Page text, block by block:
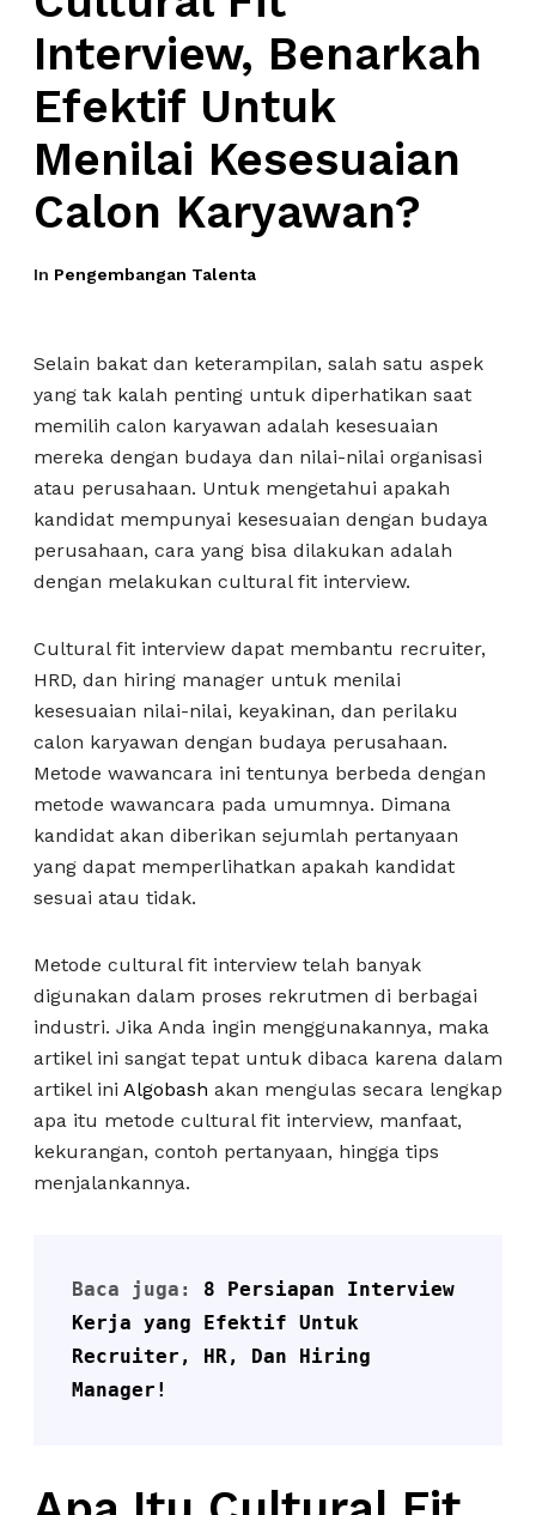
Interview, Benarkah
Efektif Untuk
Menilai Kesesuaian
Calon Karyawan?
In Pengembangan Talenta
Selain bakat dan keterampilan, salah satu aspek
yang tak kalah penting untuk diperhatikan saat
memilih calon karyawan adalah kesesuaian
mereka dengan budaya dan nilai-nilai organisasi
atau perusahaan. Untuk mengetahui apakah
kandidat mempunyai kesesuaian dengan budaya
perusahaan, cara yang bisa dilakukan adalah
dengan melakukan cultural fit interview.
Cultural fit interview dapat membantu recruiter,
HRD, dan hiring manager untuk menilai
kesesuaian nilai-nilai, keyakinan, dan perilaku
calon karyawan dengan budaya perusahaan.
Metode wawancara ini tentunya berbeda dengan
metode wawancara pada umumnya. Dimana
kandidat akan diberikan sejumlah pertanyaan
yang dapat memperlihatkan apakah kandidat
sesuai atau tidak.
Metode cultural fit interview telah banyak
digunakan dalam proses rekrutmen di berbagai
industri. Jika Anda ingin menggunakannya, maka
artikel ini sangat tepat untuk dibaca karena dalam
artikel ini Algobash akan mengulas secara lengkap
apa itu metode cultural fit interview, manfaat,
kekurangan, contoh pertanyaan, hingga tips
menjalankannya.
Baca juga: 8 Persiapan Interview
Kerja yang Efektif Untuk
Recruiter, HR, Dan Hiring
Manager!